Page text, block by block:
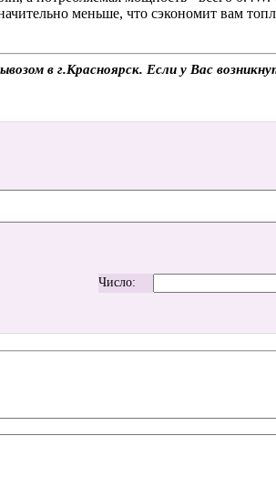
меньше, что сэкономит вам
в г.Красноярск. Если у Вас
Число: